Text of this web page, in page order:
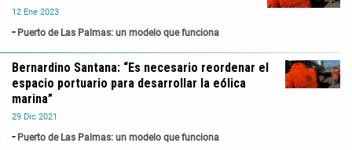
12 Ene 2023
Puerto de Las Palmas: un modelo que funciona
29 Dic 2021
Puerto de Las Palmas: un modelo que funciona
Bernardino Santana: “Es necesario reordenar el
espacio portuario para desarrollar la eólica
marina”